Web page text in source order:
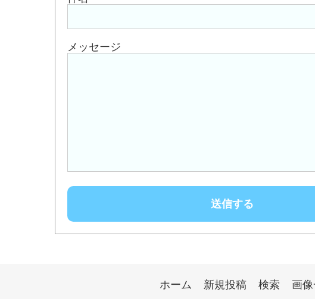
メッセージ
ホーム 新規投稿 検索 画